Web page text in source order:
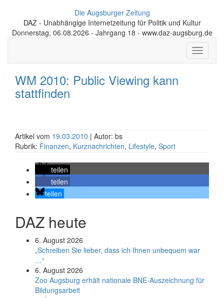
Die Augsburger Zeitung
DAZ - Unabhängige Internetzeitung für Politik und Kultur
Donnerstag, 06.08.2026 - Jahrgang 18 - www.daz-augsburg.de
Toggle
WM 2010: Public Viewing kann
stattfinden
Artikel vom 19.03.2010 | Autor: bs
Rubrik: Finanzen, Kurznachrichten, Lifestyle, Sport
teilen
teilen
teilen
DAZ heute
6. August 2026
„Schreiben Sie lieber, dass ich Ihnen unbequem war
…“
6. August 2026
Zoo Augsburg erhält nationale BNE-Auszeichnung für
Bildungsarbeit